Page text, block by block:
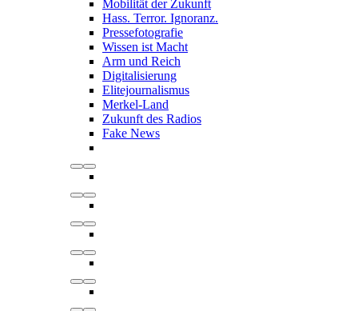
Mobilität der Zukunft
Hass. Terror. Ignoranz.
Pressefotografie
Wissen ist Macht
Arm und Reich
Digitalisierung
Elitejournalismus
Merkel-Land
Zukunft des Radios
Fake News